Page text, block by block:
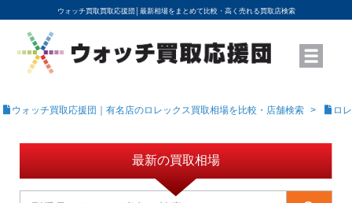
ウォッチ買取買取応援団│ 最新相場をまとめて比較・高く売れる買取店検索
YouTubeで動画を公開中
ROLEXモデル名から買取相場を調べる
高級時計ブランド名から買取相場を調べる
地域から買取店を探す
店舗名から買取店を探す
ブランド時計を高く売る方法
買取査定を依頼する
ウォッチ買取応援団｜有名店のロレックス買取相場を比較・店舗検索 ロ
最新の買取相場